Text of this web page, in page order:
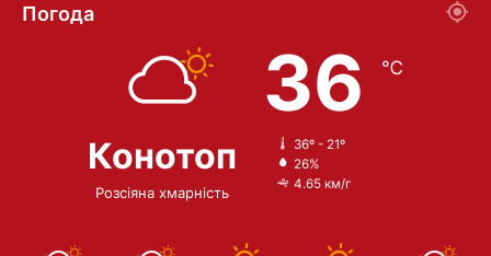
Погода
Конотоп
Розсіяна хмарність
36 ℃
36º - 21º
26%
4.65 км/г